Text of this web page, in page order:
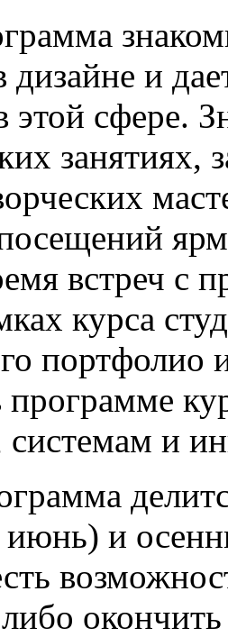
и
этой сфере.
занятиях,
встреч с
курса
портфолио
системам и
и